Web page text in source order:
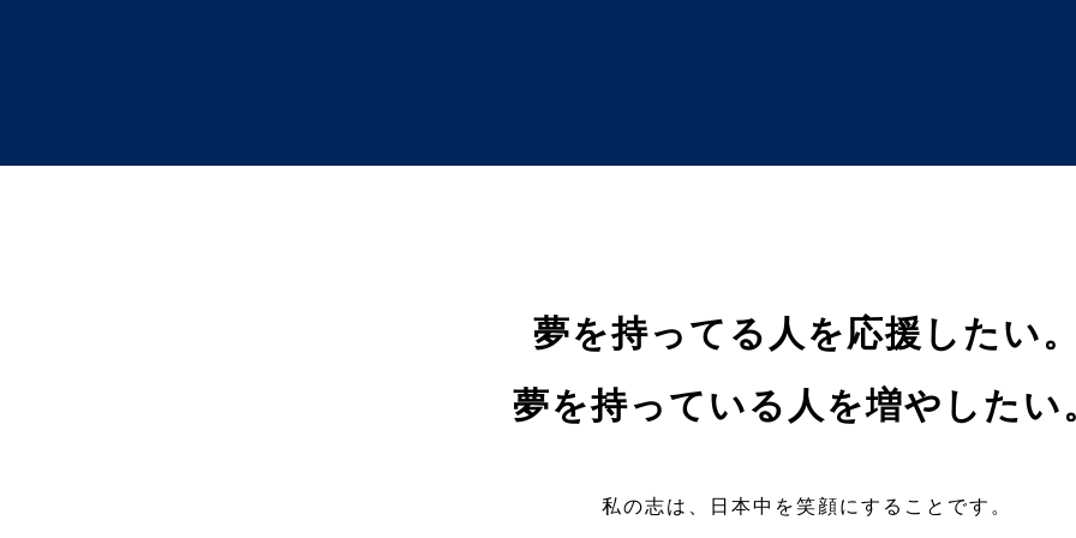
夢を持ってる人を応援したい
夢を持っている人を増やしたい
私の志は、日本中を笑顔にすることです。